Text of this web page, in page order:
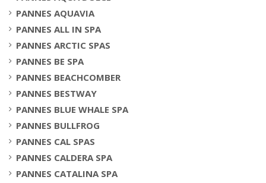
PANNES AQUAVIA
PANNES ALL IN SPA
PANNES ARCTIC SPAS
PANNES BE SPA
PANNES BEACHCOMBER
PANNES BESTWAY
PANNES BLUE WHALE SPA
PANNES BULLFROG
PANNES CAL SPAS
PANNES CALDERA SPA
PANNES CATALINA SPA